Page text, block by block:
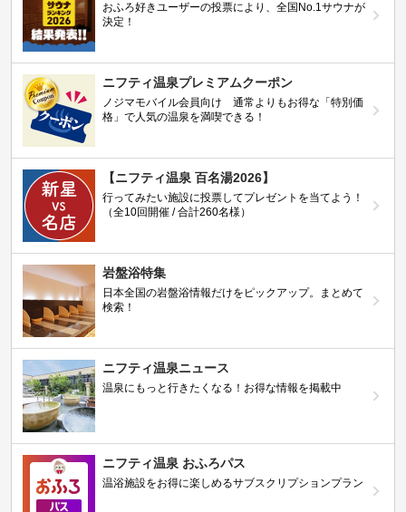
おふろ好きユーザーの投票により、全国No.1サウナが
決定！
ニフティ温泉プレミアムクーポン
ノジマモバイル会員向け 通常よりもお得な「特別価
格」で人気の温泉を満喫できる！
【ニフティ温泉 百名湯2026】
行ってみたい施設に投票してプレゼントを当てよう！
（全10回開催 / 合計260名様）
岩盤浴特集
日本全国の岩盤浴情報だけをピックアップ。まとめて
検索！
ニフティ温泉ニュース
温泉にもっと行きたくなる！お得な情報を掲載中
ニフティ温泉 おふろパス
温浴施設をお得に楽しめるサブスクリプションプラン